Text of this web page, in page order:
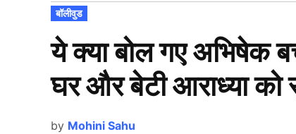
POSTED
IN
बॉलीवुड
ये क्या बोल गए अभिषेक
घर और बेटी आराध्या को
by Mohini Sahu